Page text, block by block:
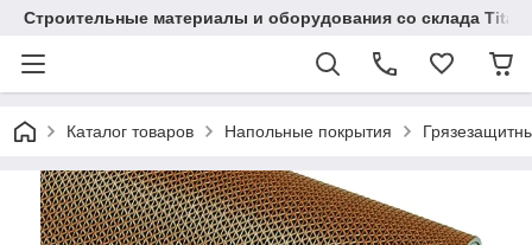
Строительные материалы и оборудования со склада
Каталог товаров Напольные покрытия